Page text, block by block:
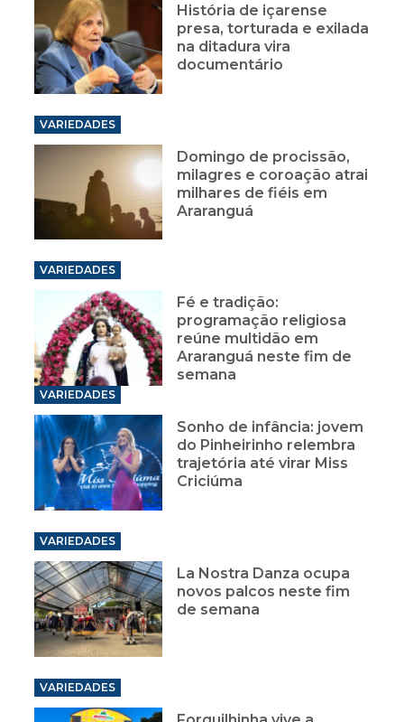
História de içarense
presa, torturada e exilada
na ditadura vira
documentário
VARIEDADES
Domingo de procissão,
milagres e coroação atrai
milhares de fiéis em
Araranguá
VARIEDADES
Fé e tradição:
programação religiosa
reúne multidão em
Araranguá neste fim de
semana
VARIEDADES
Sonho de infância: jovem
do Pinheirinho relembra
trajetória até virar Miss
Criciúma
VARIEDADES
La Nostra Danza ocupa
novos palcos neste fim
de semana
VARIEDADES